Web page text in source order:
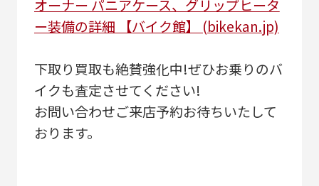
オーナー パニアケース、グリップヒータ
ー装備の詳細 【バイク館】 (bikekan.jp)
下取り買取も絶賛強化中!ぜひお乗りのバ
イクも査定させてください!
お問い合わせご来店予約お待ちいたして
おります。